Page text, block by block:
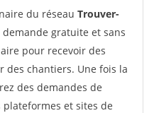
du réseau Trouver-
gratuite et sans
pour recevoir des
des chantiers. Une fois la
des demandes de
et sites de